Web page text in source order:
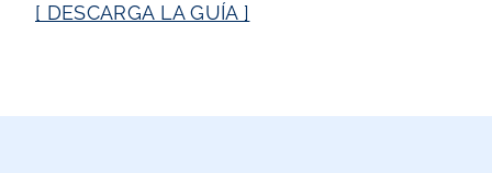
[ DESCARGA LA GUÍA ]